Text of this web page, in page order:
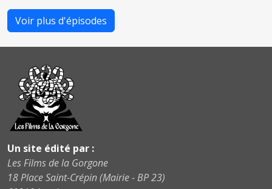
Voir plus d'épisodes
Un site édité par :
Les Films de la Gorgone
18 Place Saint-Crépin (Mairie - BP 23)